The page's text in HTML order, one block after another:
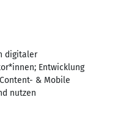
digitaler
Entwicklung
& Mobile
nutzen